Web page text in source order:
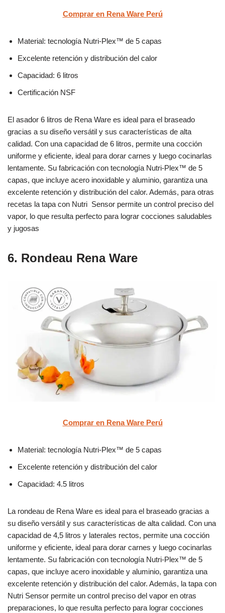
Comprar en Rena Ware Perú
Material: tecnología Nutri-Plex™ de 5 capas
Excelente retención y distribución del calor
Capacidad: 6 litros
Certificación NSF
El asador 6 litros de Rena Ware es ideal para el braseado
gracias a su diseño versátil y sus características de alta
calidad. Con una capacidad de 6 litros, permite una cocción
uniforme y eficiente, ideal para dorar carnes y luego cocinarlas
lentamente. Su fabricación con tecnología Nutri-Plex™ de 5
capas, que incluye acero inoxidable y aluminio, garantiza una
excelente retención y distribución del calor. Además, para otras
recetas la tapa con Nutri Sensor permite un control preciso del
vapor, lo que resulta perfecto para lograr cocciones saludables
y jugosas
6. Rondeau Rena Ware
Comprar en Rena Ware Perú
Material: tecnología Nutri-Plex™ de 5 capas
Excelente retención y distribución del calor
Capacidad: 4.5 litros
La rondeau de Rena Ware es ideal para el braseado gracias a
su diseño versátil y sus características de alta calidad. Con una
capacidad de 4,5 litros y laterales rectos, permite una cocción
uniforme y eficiente, ideal para dorar carnes y luego cocinarlas
lentamente. Su fabricación con tecnología Nutri-Plex™ de 5
capas, que incluye acero inoxidable y aluminio, garantiza una
excelente retención y distribución del calor. Además, la tapa con
Nutri Sensor permite un control preciso del vapor en otras
preparaciones, lo que resulta perfecto para lograr cocciones